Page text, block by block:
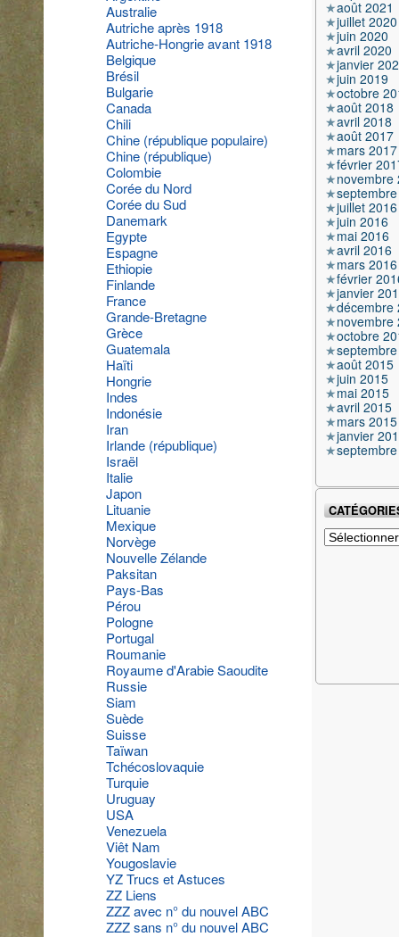
Australie
Autriche après 1918
Autriche-Hongrie avant 1918
Belgique
Brésil
Bulgarie
Canada
Chili
Chine (république populaire)
Chine (république)
Colombie
Corée du Nord
Corée du Sud
Danemark
Egypte
Espagne
Ethiopie
Finlande
France
Grande-Bretagne
Grèce
Guatemala
Haïti
Hongrie
Indes
Indonésie
Iran
Irlande (république)
Israël
Italie
Japon
Lituanie
Mexique
Norvège
Nouvelle Zélande
Paksitan
Pays-Bas
Pérou
Pologne
Portugal
Roumanie
Royaume d'Arabie Saoudite
Russie
Siam
Suède
Suisse
Taïwan
Tchécoslovaquie
Turquie
Uruguay
USA
Venezuela
Viêt Nam
Yougoslavie
YZ Trucs et Astuces
ZZ Liens
ZZZ avec n° du nouvel ABC
ZZZ sans n° du nouvel ABC
août 2021
juillet 2020
juin 2020
avril 2020
janvier
juin 2019
octobre
août 2018
avril 2018
août 2017
mars 2017
février
novembre
juillet 2016
juin 2016
mai 2016
avril 2016
mars 2016
février
janvier
décembre
novembre
octobre
août 2015
juin 2015
mai 2015
avril 2015
mars 2015
janvier
Catégories